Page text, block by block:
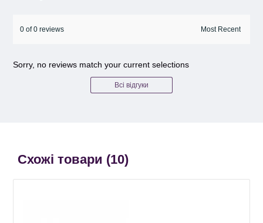
0 of 0 reviews
Sorry, no reviews match your current selections
Всі відгуки
Схожі товари (10)